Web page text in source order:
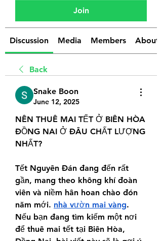
Join
Discussion Media Members About
Back
Snake Boon
June 12, 2025
NÊN THUÊ MAI TẾT Ở BIÊN HÒA
ĐỒNG NAI Ở ĐÂU CHẤT LƯỢNG
NHẤT?
Tết Nguyên Đán đang đến rất
gần, mang theo không khí đoàn
viên và niềm hân hoan chào đón
năm mới. nhà vườn mai vàng.
Nếu bạn đang tìm kiếm một nơi
để thuê mai tết tại Biên Hòa,